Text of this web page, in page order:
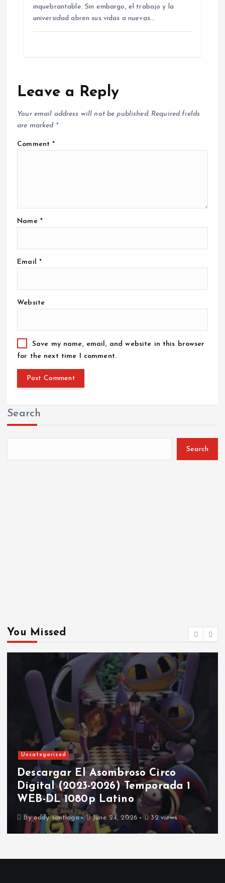
inquebrantable. Sin embargo, el trabajo y la
universidad abren sus vidas a nuevas…
Leave a Reply
Your email address will not be published. Required fields
are marked *
Comment*
Name *
Email *
Website
Save my name, email, and website in this browser
for the next time I comment.
Search
Search
You Missed
Uncategorized
Descargar El Asombroso Circo
Digital (2023-2026) Temporada 1
WEB-DL 1080p Latino
Byeddy santiago June 24, 2026 32 views